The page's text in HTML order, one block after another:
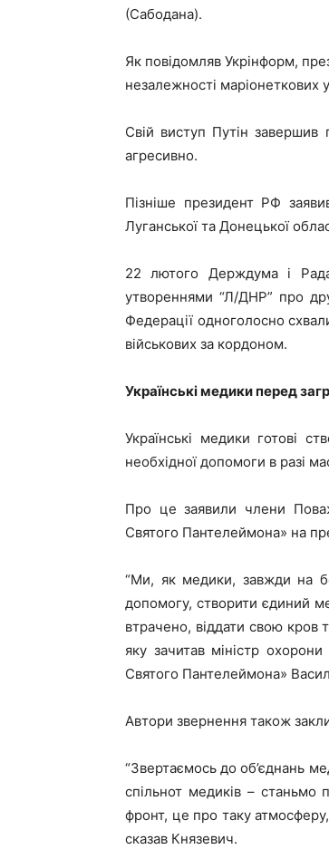
(Сабодана).
Як повідомляв Укрінформ,
незалежності маріонеткових
Свій виступ Путін завершив
агресивно.
Пізніше президент РФ
Луганської та Донецької
22 лютого Держдума і Рада
утвореннями “Л/ДНР” про
Федерації одноголосно
військових за кордоном.
Українські медики перед
Українські медики готові
необхідної допомоги в разі
Про це заявили члени
Святого Пантелеймона» на
“Ми, як медики, завжди на
допомогу, створити єдиний
втрачено, віддати свою кров
яку зачитав міністр
Святого Пантелеймона»
Автори звернення також
“Звертаємось до об’єднань
спільнот медиків – станьмо
фронт, це про таку
сказав Князевич.